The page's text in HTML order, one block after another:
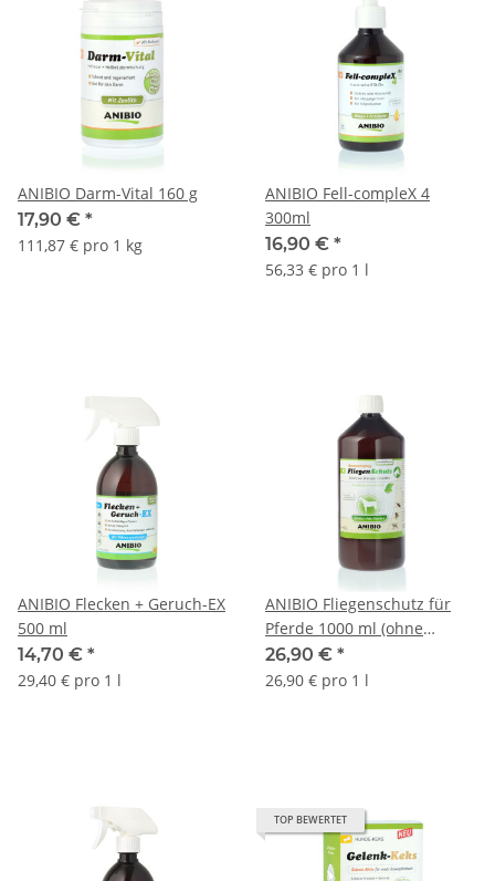
ANIBIO Darm-Vital 160 g
17,90 € *
111,87 € pro 1 kg
ANIBIO Fell-compleX 4
300ml
16,90 € *
56,33 € pro 1 l
ANIBIO Flecken + Geruch-EX
500 ml
14,70 € *
29,40 € pro 1 l
ANIBIO Fliegenschutz für
Pferde 1000 ml (ohne
Sprühkopf)
26,90 € *
26,90 € pro 1 l
TOP BEWERTET